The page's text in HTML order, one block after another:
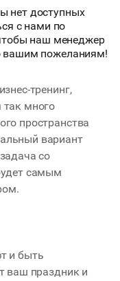
нет доступных
с нами по
наш менеджер
вашим пожеланиям!
тренинг,
так много
пространства
вариант
со
самым
и быть
ваш праздник и